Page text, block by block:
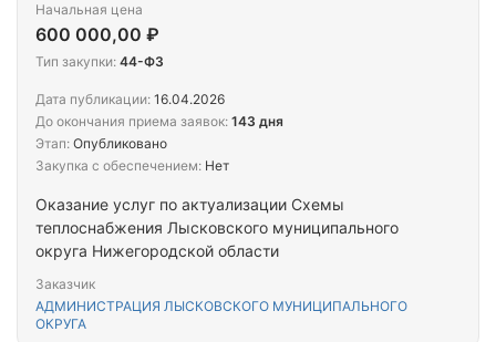
Оказание услуг по актуализации Схемы
теплоснабжения Лысковского муниципального
округа Нижегородской области
Заказчик
АДМИНИСТРАЦИЯ ЛЫСКОВСКОГО МУНИЦИПАЛЬНОГО
ОКРУГА
Начальная цена
600 000,00 ₽
Тип закупки: 44-ФЗ
Дата публикации: 16.04.2026
До окончания приема заявок: 143 дня
Этап: Опубликовано
Закупка с обеспечением: Нет